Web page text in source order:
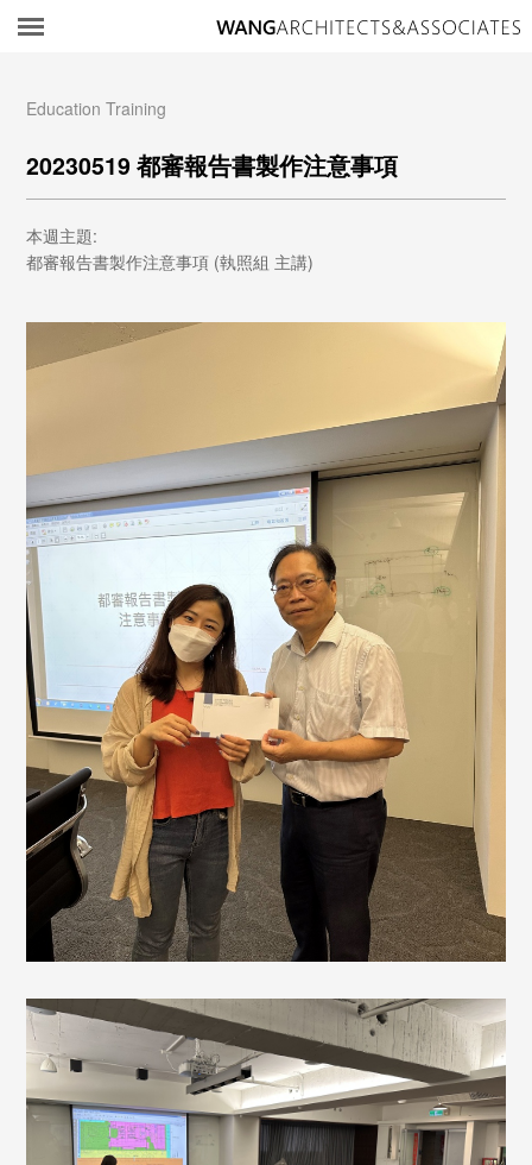
Education Training
20230519 都審報告書製作注意事項
本週主題:
都審報告書製作注意事項 (執照組 主講)